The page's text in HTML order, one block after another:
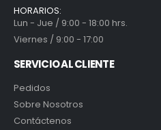
HORARIOS:
Lun - Jue / 9:00 - 18:00 hrs.
Viernes / 9:00 - 17:00
SERVICIO AL CLIENTE
Pedidos
Sobre Nosotros
Contáctenos